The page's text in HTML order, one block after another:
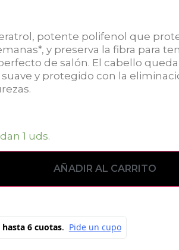
potente polifenol que
y preserva la fibra para
de salón. El cabello queda
y protegido con la
1 uds.
AÑADIR AL CARRITO